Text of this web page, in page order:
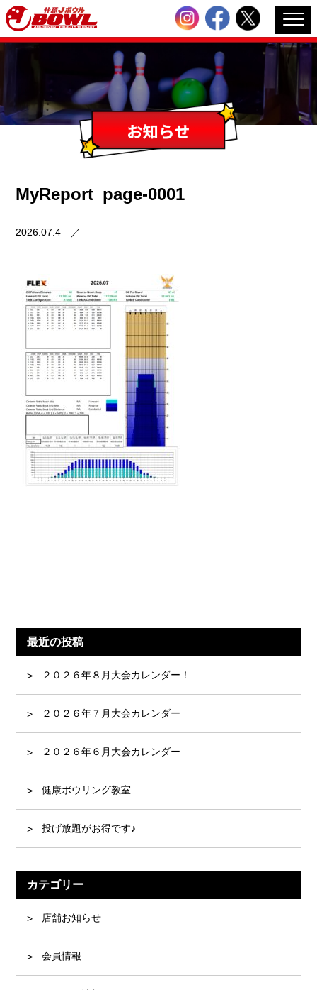
MyReport_page-0001
2026.07.4 ／
最近の投稿
２０２６年８月大会カレンダー！
２０２６年７月大会カレンダー
２０２６年６月大会カレンダー
健康ボウリング教室
投げ放題がお得です♪
カテゴリー
店舗お知らせ
会員情報